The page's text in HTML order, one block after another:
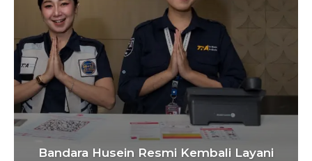
Bandara Husein Resmi Kembali Layani